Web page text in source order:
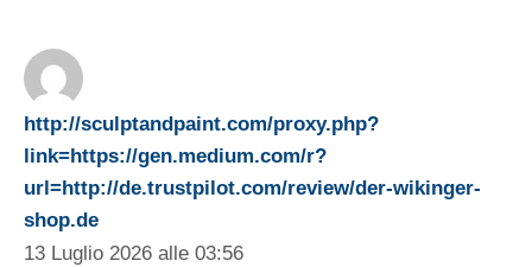
http://sculptandpaint.com/proxy.php?
link=https://gen.medium.com/r?
url=http://de.trustpilot.com/review/der-wikinger-
shop.de
13 Luglio 2026 alle 03:56